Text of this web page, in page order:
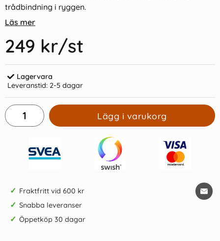
trådbindning i ryggen.
Läs mer
249 kr/st
Lagervara
Leveranstid: 2-5 dagar
Lägg i varukorg
✓ Fraktfritt vid 600 kr
✓ Snabba leveranser
✓ Öppetköp 30 dagar